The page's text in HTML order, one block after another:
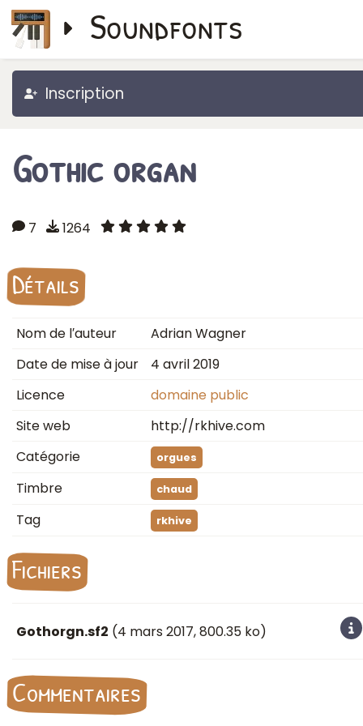
Soundfonts
Inscription
Gothic organ
7 1264
Détails
Nom de l′auteur
Adrian Wagner
Date de mise à jour
4 avril 2019
Licence
domaine public
Site web
http://rkhive.com
Catégorie
orgues
Timbre chaud
Tag rkhive
Fichiers
Gothorgn.sf2 (4 mars 2017, 800.35 ko)
Commentaires